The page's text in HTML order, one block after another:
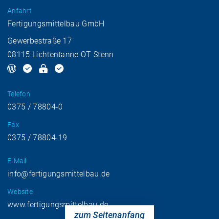
MASCHINENPARK
REFERENZEN
KONTAKT
ANSPRECHPARTNER
Anfahrt
Fertigungsmittelbau GmbH
Gewerbestraße 17
08115 Lichtentanne OT Stenn
Telefon
0375 / 78804-0
Fax
0375 / 78804-19
E-Mail
info@fertigungsmittelbau.de
Website
www.fertigungsmittelbau.de
zum Seitenanfang